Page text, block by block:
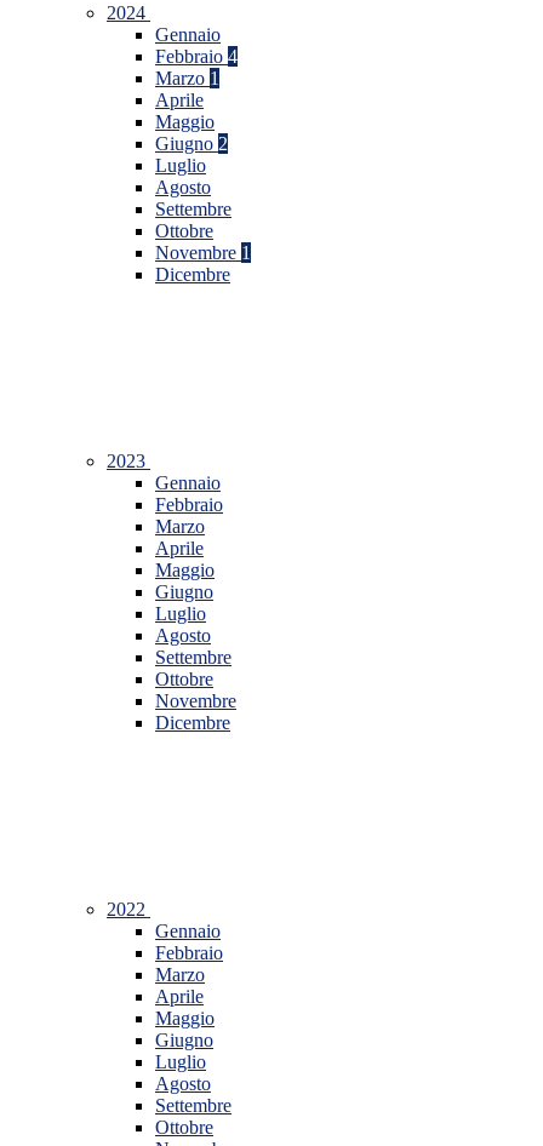
2024
Gennaio
Febbraio 4
Marzo 1
Aprile
Maggio
Giugno 2
Luglio
Agosto
Settembre
Ottobre
Novembre 1
Dicembre
2023
Gennaio
Febbraio
Marzo
Aprile
Maggio
Giugno
Luglio
Agosto
Settembre
Ottobre
Novembre
Dicembre
2022
Gennaio
Febbraio
Marzo
Aprile
Maggio
Giugno
Luglio
Agosto
Settembre
Ottobre